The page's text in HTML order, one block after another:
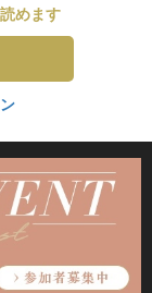
めます